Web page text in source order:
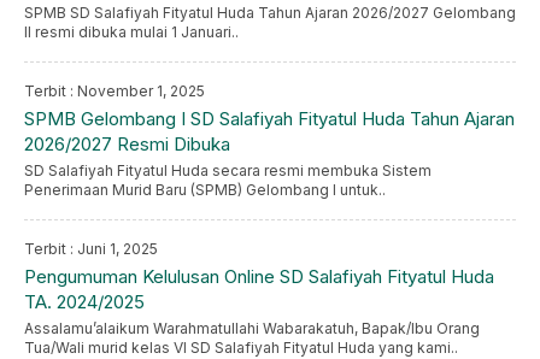
SPMB SD Salafiyah Fityatul Huda Tahun Ajaran 2026/2027 Gelombang
II resmi dibuka mulai 1 Januari..
Terbit : November 1, 2025
SPMB Gelombang I SD Salafiyah Fityatul Huda Tahun Ajaran
2026/2027 Resmi Dibuka
SD Salafiyah Fityatul Huda secara resmi membuka Sistem
Penerimaan Murid Baru (SPMB) Gelombang I untuk..
Terbit : Juni 1, 2025
Pengumuman Kelulusan Online SD Salafiyah Fityatul Huda
TA. 2024/2025
Assalamu’alaikum Warahmatullahi Wabarakatuh, Bapak/Ibu Orang
Tua/Wali murid kelas VI SD Salafiyah Fityatul Huda yang kami..